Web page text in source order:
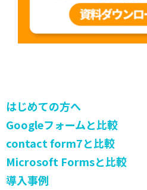
はじめての方へ
Googleフォームと比較
contact form7と比較
Microsoft Formsと比較
導入事例